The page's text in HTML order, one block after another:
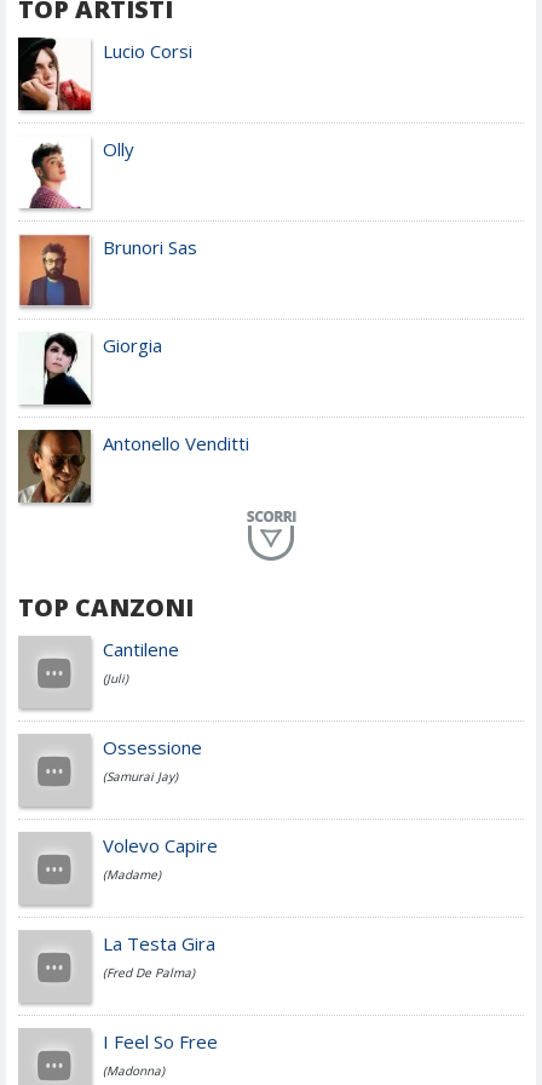
TOP ARTISTI
Lucio Corsi
Olly
Brunori Sas
Giorgia
Antonello Venditti
Achille Lauro
Cesare Cremonini
Jovanotti
Fedez
Simone Cristicchi
TOP CANZONI
Cantilene
(Juli)
Ossessione
(Samurai Jay)
Volevo Capire
(Madame)
La Testa Gira
(Fred De Palma)
I Feel So Free
(Madonna)